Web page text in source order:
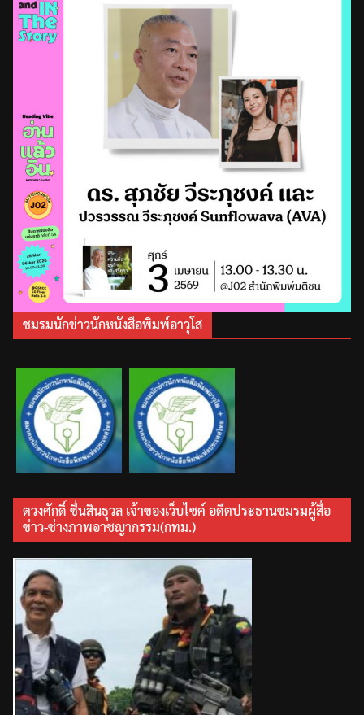
ชมรมนักข่าวนักหนังสือพิมพ์อาวุโส
ตวงศักดิ์ ชื่นสินธุวล เจ้าของเว็บไซค์ อดีตประธานชมรมผู้สื่อ
ข่าว-ช่างภาพอาชญากรรม(กทม.)